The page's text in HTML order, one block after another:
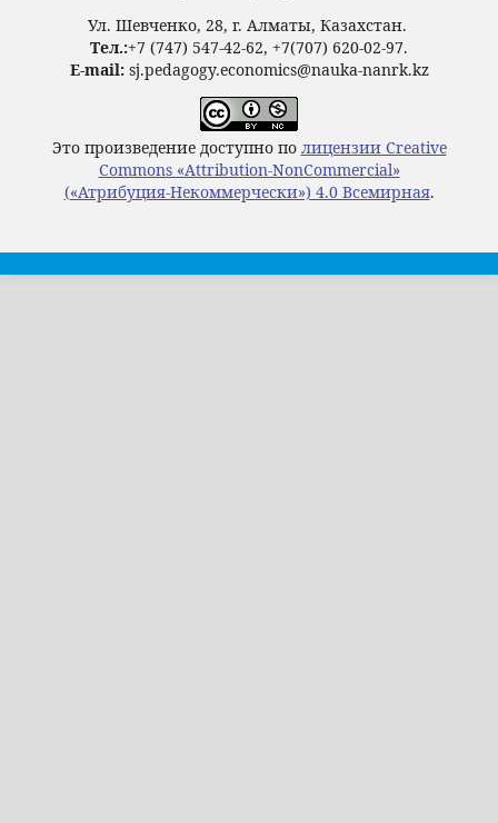
Ул. Шевченко, 28, г. Алматы, Казахстан.
Тел.:+7 (747) 547-42-62, +7(707) 620-02-97.
E-mail:sj.pedagogy.economics@nauka-nanrk.kz
Это произведение доступно по лицензии Creative
Commons «Attribution-NonCommercial»
(«Атрибуция-Некоммерчески») 4.0 Всемирная.